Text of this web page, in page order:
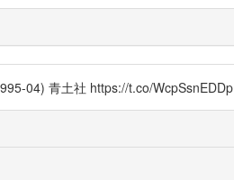
04) 青土社 https://t.co/WcpSsnEDDp